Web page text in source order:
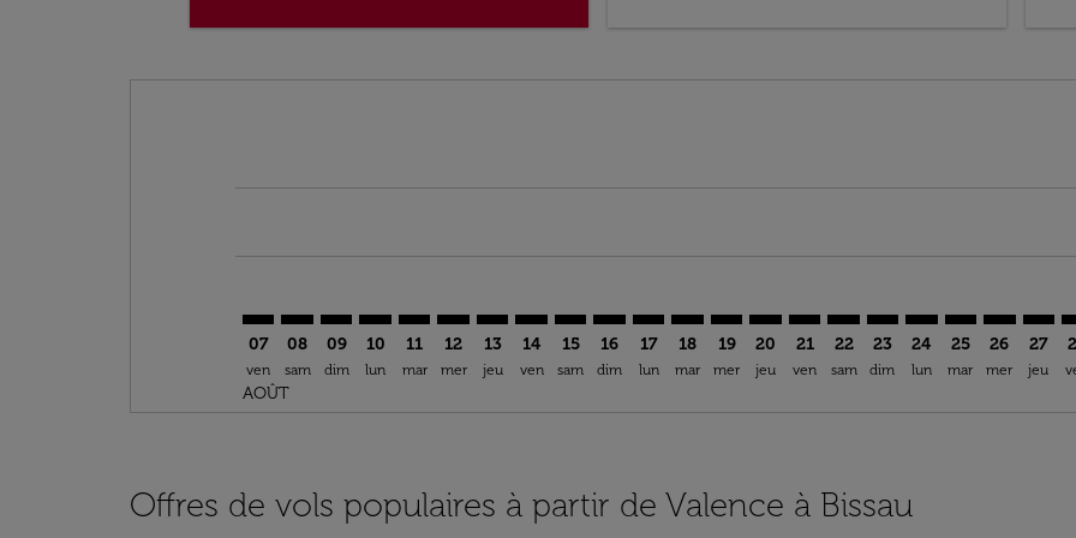
07
ven
AOÛT
08
sam
09
dim
10
lun
11
mar
12
mer
13
jeu
14
ven
15
sam
16
dim
17
lun
18
mar
VLC–OXB: cmp-view-offers-disclaimer.
19
mer
VLC–OXB: cmp-view-offers-
20
jeu
VLC–OXB: cmp-view-offers-
21
ven
VLC–OXB: cmp-view-
22
sam
VLC–OXB: cmp-view-
23
dim
VLC–OXB: cmp-
24
lun
VLC–OXB:
25
mar
26
mer
27
jeu
Offres de vols populaires à partir de Valence à Bissau